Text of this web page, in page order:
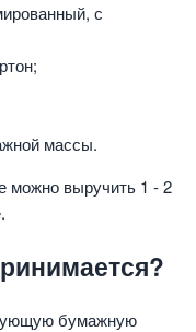
с
массы.
можно выручить 1 - 2
бумажную